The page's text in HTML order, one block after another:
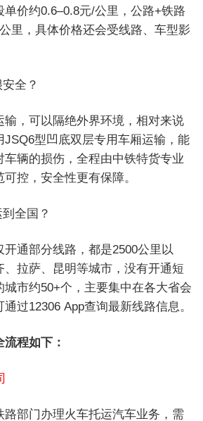
单价约0.6–0.8元/公里，公路+铁路
里，具体价格还会受线路、车型影
全？
输，可以隔绝外界环境，相对来说
JSQ6型凹底双层专用车厢运输，能
车辆的损伤，全程由中铁特货专业
控，安全性更有保障。
全国？
通部分线路，都是2500公里以
、拉萨、昆明等城市，没有开通短
城市约50+个，主要集中在各大省会
过12306 App查询最新线路信息。
程如下：
路部门办理火车托运汽车业务，需